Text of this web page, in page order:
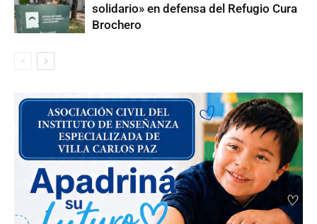
solidario» en defensa del Refugio Cura
Brochero